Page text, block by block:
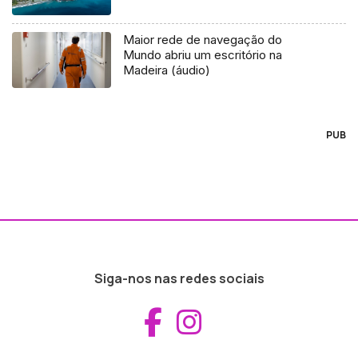
Maior rede de navegação do
Mundo abriu um escritório na
Madeira (áudio)
PUB
Siga-nos nas redes sociais
Aceder ao